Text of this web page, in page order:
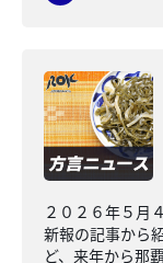
２０２６年５月
新報の記事から
ど、来年から那